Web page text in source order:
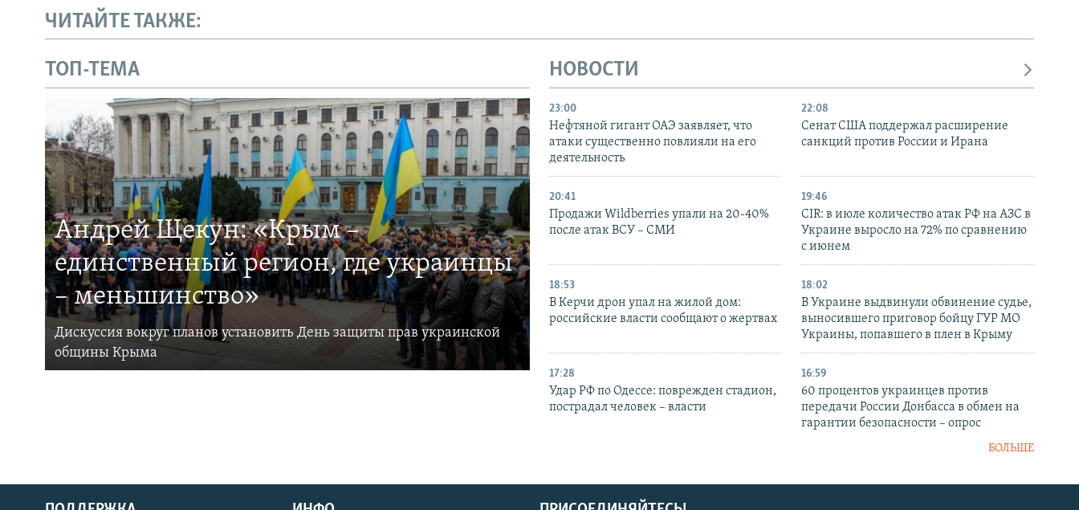
ЧИТАЙТЕ ТАКЖЕ:
ТОП-ТЕМА
Андрей Щекун: «Крым –
единственный регион, где украинцы
– меньшинство»
Дискуссия вокруг планов установить День защиты прав украинской
общины Крыма
НОВОСТИ
23:00
Нефтяной гигант ОАЭ заявляет, что
атаки существенно повлияли на его
деятельность
22:08
Сенат США поддержал расширение
санкций против России и Ирана
20:41
Продажи Wildberries упали на 20-40%
после атак ВСУ – СМИ
19:46
CIR: в июле количество атак РФ на АЗС в
Украине выросло на 72% по сравнению
с июнем
18:53
В Керчи дрон упал на жилой дом:
российские власти сообщают о жертвах
18:02
В Украине выдвинули обвинение судье,
выносившего приговор бойцу ГУР МО
Украины, попавшего в плен в Крыму
17:28
Удар РФ по Одессе: поврежден стадион,
пострадал человек – власти
16:59
60 процентов украинцев против
передачи России Донбасса в обмен на
гарантии безопасности – опрос
БОЛЬШЕ